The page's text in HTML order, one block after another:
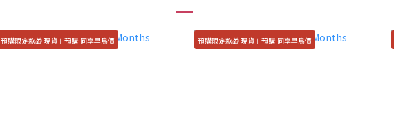
預購限定款🎁 現貨＋預購|同享早鳥價 預購限定款🎁 現貨＋預購|同享早鳥價